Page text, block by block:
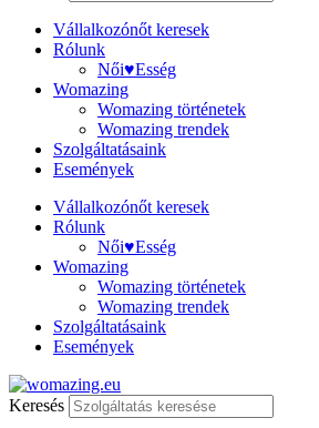
Vállalkozónőt keresek
Rólunk
Női♥Esség
Womazing
Womazing történetek
Womazing trendek
Szolgáltatásaink
Események
Vállalkozónőt keresek
Rólunk
Női♥Esség
Womazing
Womazing történetek
Womazing trendek
Szolgáltatásaink
Események
Keresés